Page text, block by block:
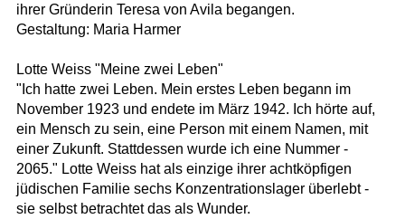
ihrer Gründerin Teresa von Avila begangen.
Gestaltung: Maria Harmer
Lotte Weiss "Meine zwei Leben"
"Ich hatte zwei Leben. Mein erstes Leben begann im
November 1923 und endete im März 1942. Ich hörte auf,
ein Mensch zu sein, eine Person mit einem Namen, mit
einer Zukunft. Stattdessen wurde ich eine Nummer -
2065." Lotte Weiss hat als einzige ihrer achtköpfigen
jüdischen Familie sechs Konzentrationslager überlebt -
sie selbst betrachtet das als Wunder.